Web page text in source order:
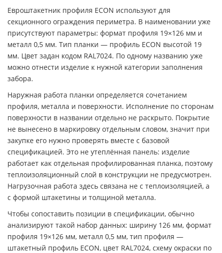
Евроштакетник профиля ECON используют для
секционного ограждения периметра. В наименовании уже
присутствуют параметры: формат профиля 19×126 мм и
металл 0,5 мм. Тип планки — профиль ECON высотой 19
мм. Цвет задан кодом RAL7024. По одному названию уже
можно отнести изделие к нужной категории заполнения
забора.
Наружная работа планки определяется сочетанием
профиля, металла и поверхности. Исполнение по сторонам
поверхности в названии отдельно не раскрыто. Покрытие
не вынесено в маркировку отдельным словом, значит при
закупке его нужно проверять вместе с базовой
спецификацией. Это не утеплённая панель: изделие
работает как отдельная профилированная планка, поэтому
теплоизоляционный слой в конструкции не предусмотрен.
Нагрузочная работа здесь связана не с теплоизоляцией, а
с формой штакетины и толщиной металла.
Чтобы сопоставить позиции в спецификации, обычно
анализируют такой набор данных: ширину 126 мм, формат
профиля 19×126 мм, металл 0,5 мм, тип профиля —
штакетный профиль ECON, цвет RAL7024, схему окраски по